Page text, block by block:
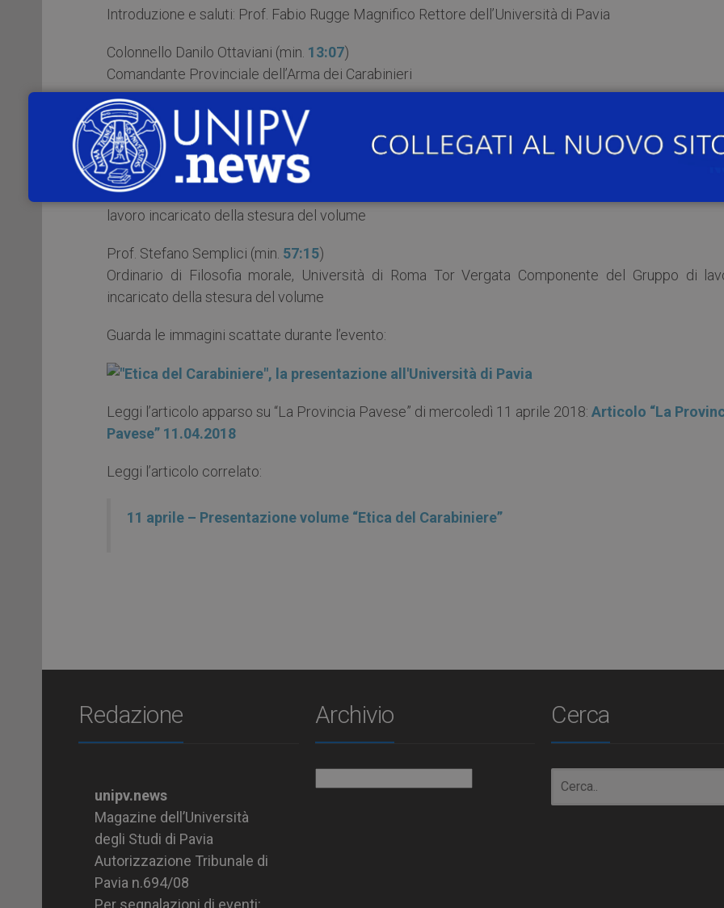
Introduzione e saluti: Prof. Fabio Rugge Magnifico Rettore dell’Università di Pavia
Colonnello Danilo Ottaviani (min. 13:07)
Comandante Provinciale dell’Arma dei Carabinieri
Prof. Giampaolo Azzoni (min.16:39
Ordinario di Teoria generale del diritto Relazioni: Generale di Divisione
Enzo Bernardini (min.21:46)
Sottocapo di Stato Maggiore, Comando Generale dell’Arma dei Carabinieri Coordinatore del Gruppo
lavoro incaricato della stesura del volume
Prof. Stefano Semplici (min. 57:15)
Ordinario di Filosofia morale, Università di Roma Tor Vergata Componente del Gruppo di
incaricato della stesura del volume
Guarda le immagini scattate durante l’evento:
Leggi l’articolo apparso su “La Provincia Pavese” di mercoledì 11 aprile 2018: Articolo “La
Pavese” 11.04.2018
Leggi l’articolo correlato:
11 aprile – Presentazione volume “Etica del Carabiniere”
Redazione
unipv.news
Magazine dell’Università
degli Studi di Pavia
Autorizzazione Tribunale di
Pavia n.694/08
Archivio Cerca